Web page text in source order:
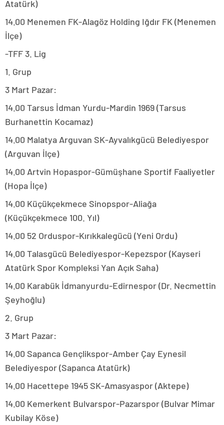
Atatürk)
14.00 Menemen FK-Alagöz Holding Iğdır FK (Menemen
İlçe)
-TFF 3. Lig
1. Grup
3 Mart Pazar:
14.00 Tarsus İdman Yurdu-Mardin 1969 (Tarsus
Burhanettin Kocamaz)
14.00 Malatya Arguvan SK-Ayvalıkgücü Belediyespor
(Arguvan İlçe)
14.00 Artvin Hopaspor-Gümüşhane Sportif Faaliyetler
(Hopa İlçe)
14.00 Küçükçekmece Sinopspor-Aliağa
(Küçükçekmece 100. Yıl)
14.00 52 Orduspor-Kırıkkalegücü (Yeni Ordu)
14.00 Talasgücü Belediyespor-Kepezspor (Kayseri
Atatürk Spor Kompleksi Yan Açık Saha)
14.00 Karabük İdmanyurdu-Edirnespor (Dr. Necmettin
Şeyhoğlu)
2. Grup
3 Mart Pazar:
14.00 Sapanca Gençlikspor-Amber Çay Eynesil
Belediyespor (Sapanca Atatürk)
14.00 Hacettepe 1945 SK-Amasyaspor (Aktepe)
14.00 Kemerkent Bulvarspor-Pazarspor (Bulvar Mimar
Kubilay Köse)